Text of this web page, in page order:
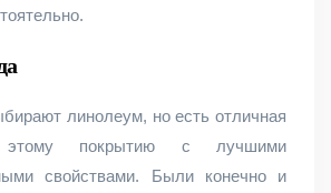
линолеум, но есть отличная
этому покрытию с лучшими
свойствами. Были конечно и